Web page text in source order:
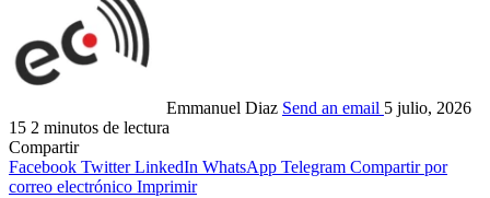
Emmanuel Diaz Send an email 5 julio, 2026
15 2 minutos de lectura
Compartir
Facebook Twitter LinkedIn WhatsApp Telegram Compartir por
correo electrónico Imprimir